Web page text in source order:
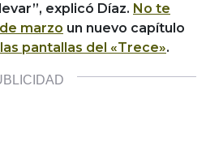
explicó Díaz. No te
marzo un nuevo capítulo
pantallas del «Trece».